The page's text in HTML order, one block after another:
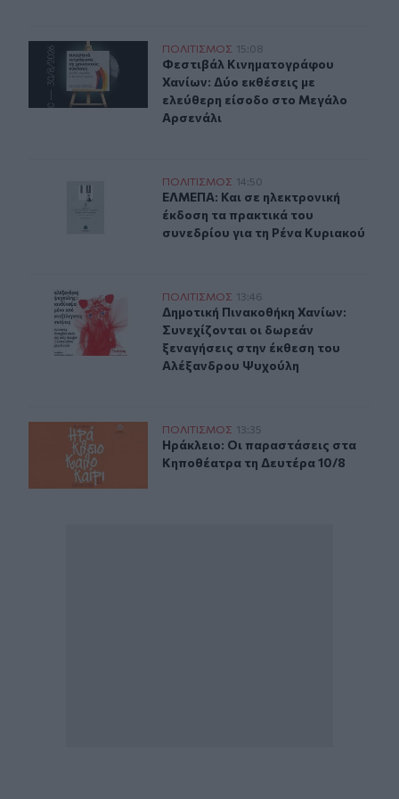
Δύο ξεχωριστές εκθέσεις του Φεστιβάλ
ΠΟΛΙΤΙΣΜΟΣ 15:08
Φεστιβάλ Κινηματογράφου
Φεστιβάλ Κινηματογράφου
Χανίων: Δύο εκθέσεις με
ελεύθερη είσοδο στο Μεγάλο
Αρσενάλι
ΕΛΜΕΠΑ: Και σε ηλεκτρονική έκδοση τα πρακτικά του
ΠΟΛΙΤΙΣΜΟΣ 14:50
ΕΛΜΕΠΑ: Και σε ηλεκτρονική
ΕΛΜΕΠΑ: Και σε ηλεκτρονική
έκδοση τα πρακτικά του
συνεδρίου για τη Ρένα Κυριακού
Δημοτική Πινακοθήκη Χανίων: Συνεχίζονται οι
ΠΟΛΙΤΙΣΜΟΣ 13:46
Δημοτική Πινακοθήκη Χανίων:
Δημοτική Πινακοθήκη Χανίων:
Συνεχίζονται οι δωρεάν
ξεναγήσεις στην έκθεση του
Αλέξανδρου Ψυχούλη
Ηράκλειο: Οι παραστάσεις στα Κηποθέατρα τη
ΠΟΛΙΤΙΣΜΟΣ 13:35
Ηράκλειο: Οι παραστάσεις στα
Ηράκλειο: Οι παραστάσεις στα
Κηποθέατρα τη Δευτέρα 10/8